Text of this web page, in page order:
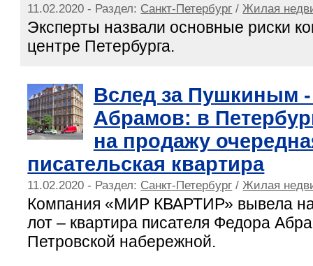
11.02.2020 - Раздел: Санкт-Петербург /Жилая
Эксперты назвали основные риски
центре Петербурга.
Вслед за Пушкиным
Абрамов: в
на продажу
писательская квартира
11.02.2020 - Раздел: Санкт-Петербург /Жилая
Компания «МИР КВАРТИР» вывела
лот – квартира писателя Федора
Петровской набережной.